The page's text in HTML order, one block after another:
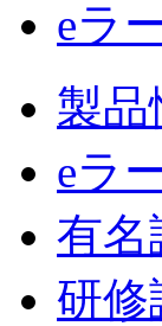
eラ
製品
eラ
有名
研修